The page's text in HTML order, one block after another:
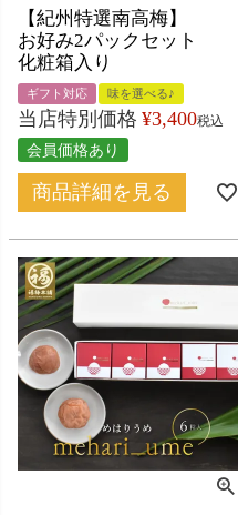
【紀州特選南高梅】
お好み2パックセット
化粧箱入り
ギフト対応 味を選べる♪
当店特別価格 ¥3,400税込
会員価格あり
商品詳細を見る